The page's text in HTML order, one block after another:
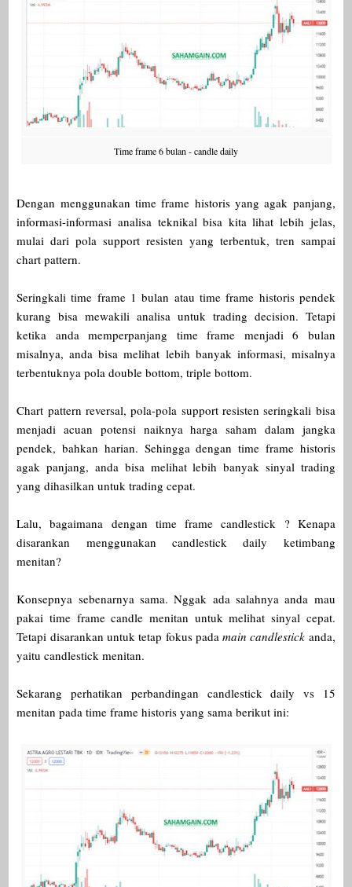
Time frame 6 bulan - candle daily
Dengan menggunakan time frame historis yang agak panjang,
informasi-informasi analisa teknikal bisa kita lihat lebih jelas,
mulai dari pola support resisten yang terbentuk, tren sampai
chart pattern.
Seringkali time frame 1 bulan atau time frame historis pendek
kurang bisa mewakili analisa untuk trading decision. Tetapi
ketika anda memperpanjang time frame menjadi 6 bulan
misalnya, anda bisa melihat lebih banyak informasi, misalnya
terbentuknya pola double bottom, triple bottom.
Chart pattern reversal, pola-pola support resisten seringkali bisa
menjadi acuan potensi naiknya harga saham dalam jangka
pendek, bahkan harian. Sehingga dengan time frame historis
agak panjang, anda bisa melihat lebih banyak sinyal trading
yang dihasilkan untuk trading cepat.
Lalu, bagaimana dengan time frame candlestick ? Kenapa
disarankan menggunakan candlestick daily ketimbang
menitan?
Konsepnya sebenarnya sama. Nggak ada salahnya anda mau
pakai time frame candle menitan untuk melihat sinyal cepat.
Tetapi disarankan untuk tetap fokus padamain candlestick anda,
yaitu candlestick menitan.
Sekarang perhatikan perbandingan candlestick daily vs 15
menitan pada time frame historis yang sama berikut ini: